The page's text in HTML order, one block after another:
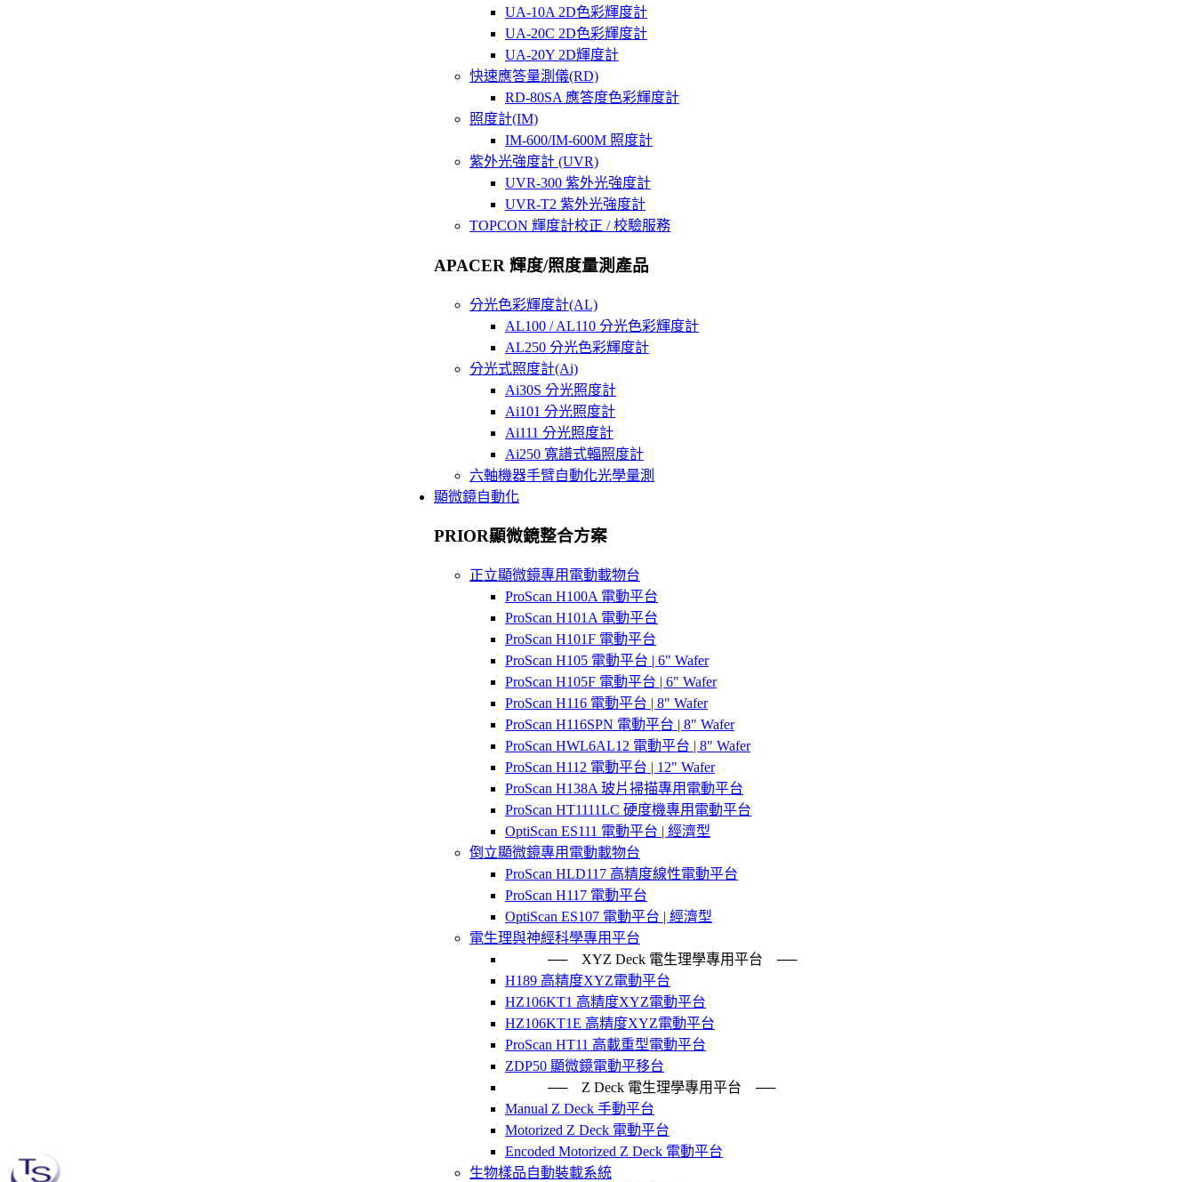
UA-10A 2D色彩輝度計
UA-20C 2D色彩輝度計
UA-20Y 2D輝度計
快速應答量測儀(RD)
RD-80SA 應答度色彩輝度計
照度計(IM)
IM-600/IM-600M 照度計
紫外光強度計 (UVR)
UVR-300 紫外光強度計
UVR-T2 紫外光強度計
TOPCON 輝度計校正 / 校驗服務
APACER 輝度/照度量測產品
分光色彩輝度計(AL)
AL100 / AL110 分光色彩輝度計
AL250 分光色彩輝度計
分光式照度計(Ai)
Ai30S 分光照度計
Ai101 分光照度計
Ai111 分光照度計
Ai250 寬譜式輻照度計
六軸機器手臂自動化光學量測
顯微鏡自動化
PRIOR顯微鏡整合方案
正立顯微鏡專用電動載物台
ProScan H100A 電動平台
ProScan H101A 電動平台
ProScan H101F 電動平台
ProScan H105 電動平台 | 6" Wafer
ProScan H105F 電動平台 | 6" Wafer
ProScan H116 電動平台 | 8" Wafer
ProScan H116SPN 電動平台 | 8" Wafer
ProScan HWL6AL12 電動平台 | 8" Wafer
ProScan H112 電動平台 | 12" Wafer
ProScan H138A 玻片掃描專用電動平台
ProScan HT1111LC 硬度機專用電動平台
OptiScan ES111 電動平台 | 經濟型
倒立顯微鏡專用電動載物台
ProScan HLD117 高精度線性電動平台
ProScan H117 電動平台
OptiScan ES107 電動平台 | 經濟型
電生理與神經科學專用平台
── XYZ Deck 電生理學專用平台 ──
H189 高精度XYZ電動平台
HZ106KT1 高精度XYZ電動平台
HZ106KT1E 高精度XYZ電動平台
ProScan HT11 高載重型電動平台
ZDP50 顯微鏡電動平移台
── Z Deck 電生理學專用平台 ──
Manual Z Deck 手動平台
Motorized Z Deck 電動平台
Encoded Motorized Z Deck 電動平台
生物樣品自動裝載系統